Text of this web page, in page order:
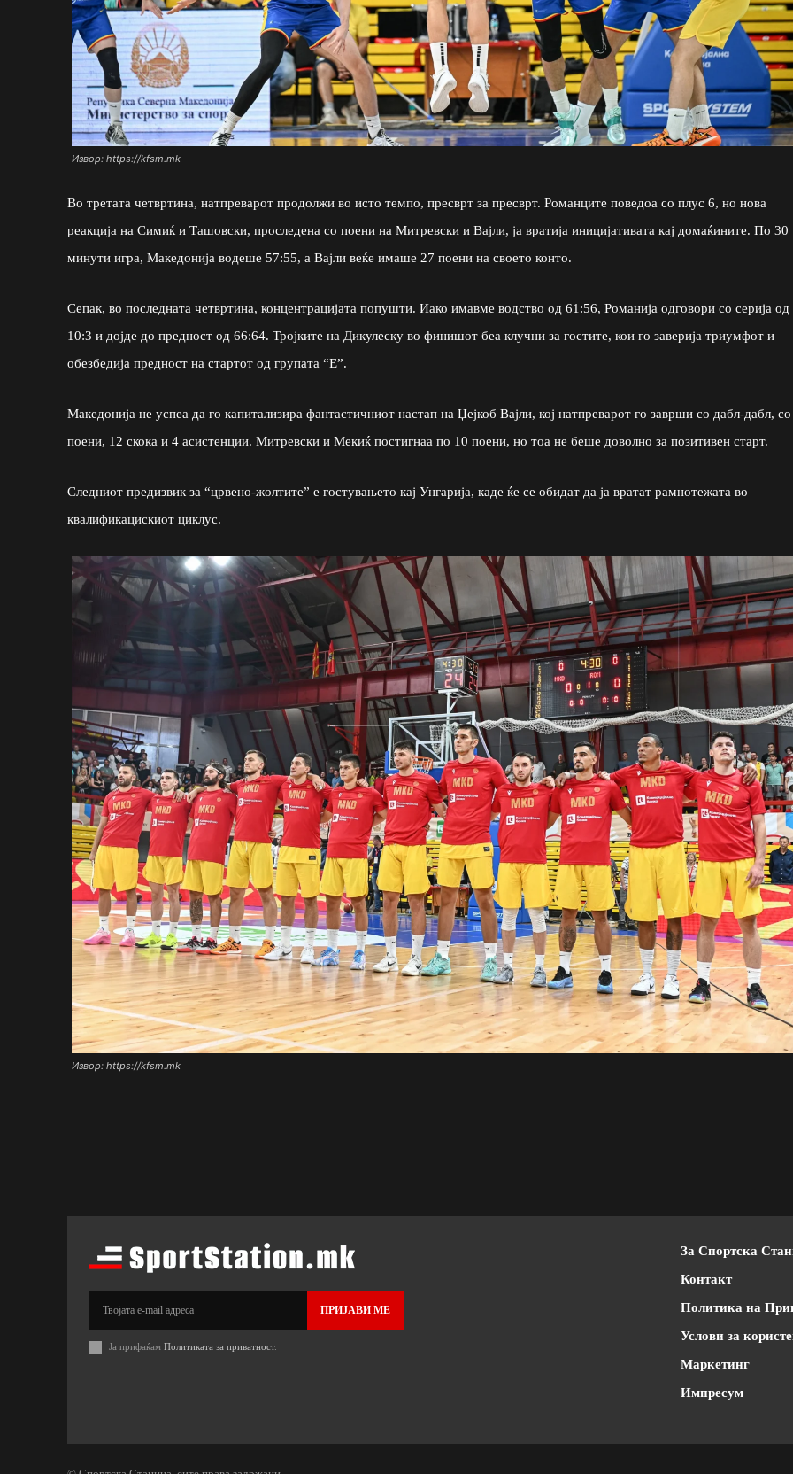
Извор: https://kfsm.mk
Во третата четвртина, натпреварот продолжи во исто темпо, пресврт за пресврт. Романците поведоа со плус 6, но нова
реакција на Симиќ и Ташовски, проследена со поени на Митревски и Вајли, ја вратија иницијативата кај домаќините. По 30
минути игра, Македонија водеше 57:55, а Вајли веќе имаше 27 поени на своето конто.
Сепак, во последната четвртина, концентрацијата попушти. Иако имавме водство од 61:56, Романија одговори со серија од
10:3 и дојде до предност од 66:64. Тројките на Дикулеску во финишот беа клучни за гостите, кои го заверија триумфот и
обезбедија предност на стартот од групата “Е”.
Македонија не успеа да го капитализира фантастичниот настап на Џејкоб Вајли, кој натпреварот го заврши со дабл-дабл,
поени, 12 скока и 4 асистенции. Митревски и Мекиќ постигнаа по 10 поени, но тоа не беше доволно за позитивен старт.
Следниот предизвик за “црвено-жолтите” е гостувањето кај Унгарија, каде ќе се обидат да ја вратат рамнотежата во
квалификацискиот циклус.
Извор: https://kfsm.mk
ПРИЈАВИ МЕ
Ја прифаќам Политиката за приватност.
За Спортска
Контакт
Политика на
Услови за
Маркетинг
Импресум